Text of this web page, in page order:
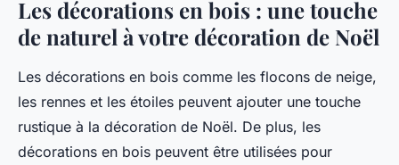
Les décorations en bois : une touche
de naturel à votre décoration de Noël
Les décorations en bois comme les flocons de neige,
les rennes et les étoiles peuvent ajouter une touche
rustique à la décoration de Noël. De plus, les
décorations en bois peuvent être utilisées pour